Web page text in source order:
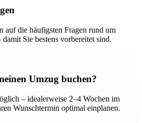
auf die häufigsten Fragen rund um
Sie bestens vorbereitet sind.
Umzug buchen?
– idealerweise 2–4 Wochen im
Wunschtermin optimal einplanen.